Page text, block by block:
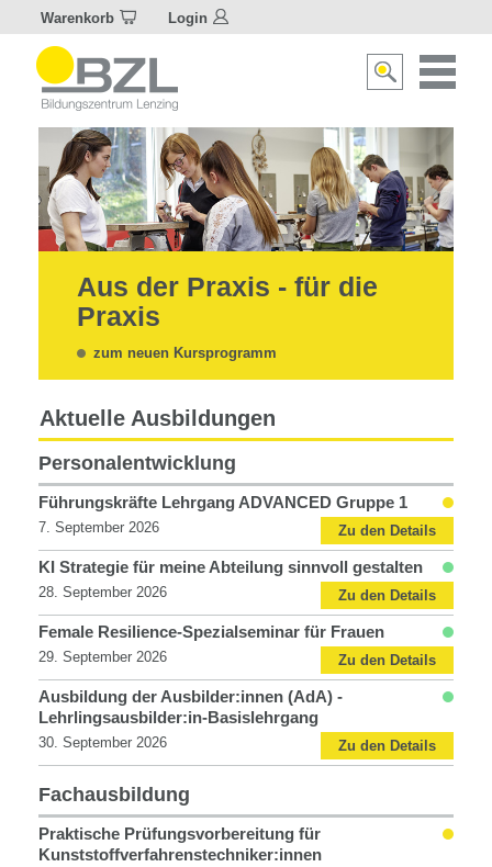
Warenkorb Login
Suche
Aus der Praxis - für die
Praxis
zum neuen Kursprogramm
Aktuelle Ausbildungen
Personalentwicklung
Personalentwicklung
Führungskräfte Lehrgang ADVANCED Gruppe 1
7. September 2026 Zu den Details
KI Strategie für meine Abteilung sinnvoll gestalten
28. September 2026 Zu den Details
Female Resilience-Spezialseminar für Frauen
29. September 2026 Zu den Details
Ausbildung der Ausbilder:innen (AdA) -
Lehrlingsausbilder:in-Basislehrgang
30. September 2026 Zu den Details
Fachausbildung
Fachausbildung
Praktische Prüfungsvorbereitung für
Kunststoffverfahrenstechniker:innen